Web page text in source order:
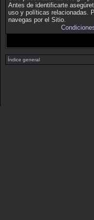
Antes de identificarte
uso y políticas relacionadas.
navegas por el Sitio.
Índice general